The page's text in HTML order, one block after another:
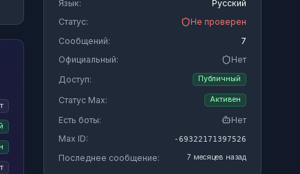
Язык:
Русский
Статус:
Не проверен
Сообщений:
7
Официальный:
Нет
Доступ:
Публичный
Статус Max: Активен
Есть боты:
Нет
Max ID:
-69322171397526
Последнее сообщение: 7 месяцев назад